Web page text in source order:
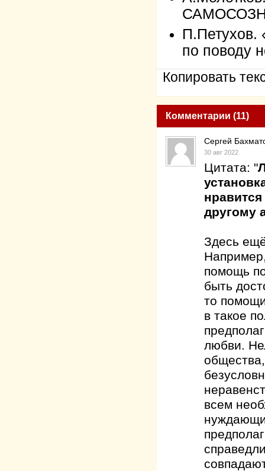
П.Петухов.
по поводу
Копировать
Комментарии (11)
Сергей
30 авг 2022
Цитата: "
другому
Здесь
помощь
быть
то
в такое
любви.
всем